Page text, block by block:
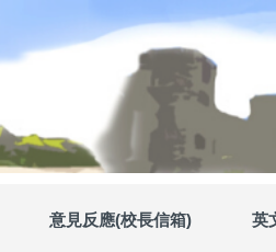
意見反應(校長信箱) 英